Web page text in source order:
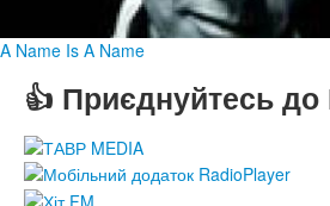
A Name Is A Name
👍 Приєднуйтесь до